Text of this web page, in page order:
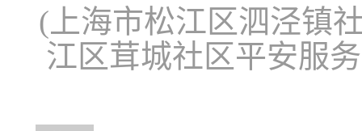
(上海市松江区泗泾镇
江区茸城社区平安服